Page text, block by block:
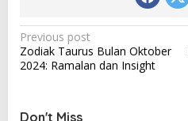
P
o
t
Previous post
Zodiak Taurus Bulan Oktober
2024: Ramalan dan Insight
Don't Miss